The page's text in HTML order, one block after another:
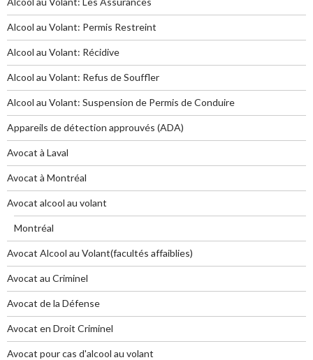
Alcool au Volant: Permis Restreint
Alcool au Volant: Récidive
Alcool au Volant: Refus de Souffler
Alcool au Volant: Suspension de Permis de Conduire
Appareils de détection approuvés (ADA)
Avocat à Laval
Avocat à Montréal
Avocat alcool au volant
Montréal
Avocat Alcool au Volant(facultés affaiblies)
Avocat au Criminel
Avocat de la Défense
Avocat en Droit Criminel
Avocat pour cas d'alcool au volant